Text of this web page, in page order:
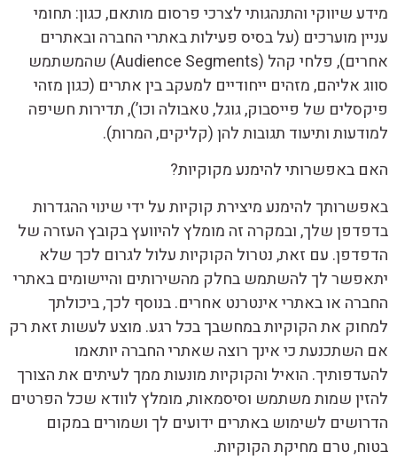
מידע שיווקי והתנהגותי לצרכי פרסום מותאם, כגון: תחומי
עניין מוערכים (על בסיס פעילות באתרי החברה ובאתרים
אחרים), פלחי קהל (Audience Segments) שהמשתמש
סווג אליהם, מזהים ייחודיים למעקב בין אתרים (כגון מזהי
פיקסלים של פייסבוק, גוגל, טאבולה וכו’), תדירות חשיפה
למודעות ותיעוד תגובות להן (קליקים, המרות).
האם באפשרותי להימנע מקוקיות?
באפשרותך להימנע מיצירת קוקיות על ידי שינוי ההגדרות
בדפדפן שלך, ובמקרה זה מומלץ להיוועץ בקובץ העזרה של
הדפדפן. עם זאת, נטרול הקוקיות עלול לגרום לכך שלא
יתאפשר לך להשתמש בחלק מהשירותים והיישומים באתרי
החברה או באתרי אינטרנט אחרים. בנוסף לכך, ביכולתך
למחוק את הקוקיות במחשבך בכל רגע. מוצע לעשות זאת רק
אם השתכנעת כי אינך רוצה שאתרי החברה יותאמו
להעדפותיך. הואיל והקוקיות מונעות ממך לעיתים את הצורך
להזין שמות משתמש וסיסמאות, מומלץ לוודא שכל הפרטים
הדרושים לשימוש באתרים ידועים לך ושמורים במקום
בטוח, טרם מחיקת הקוקיות.